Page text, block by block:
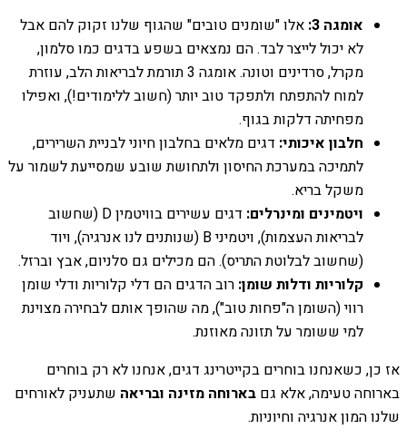
אומגה 3:
אלו "שומנים טובים" שהגוף שלנו זקוק להם אבל
לא יכול לייצר לבד. הם נמצאים בשפע בדגים כמו סלמון,
מקרל, סרדינים וטונה. אומגה 3 תורמת לבריאות הלב, עוזרת
למוח להתפתח ולתפקד טוב יותר (חשוב ללימודים!), ואפילו
מפחיתה דלקות בגוף.
חלבון איכותי: דגים מלאים בחלבון חיוני לבניית השרירים,
לתמיכה במערכת החיסון ולתחושת שובע שמסייעת לשמור על
משקל בריא.
ויטמינים ומינרלים:
דגים עשירים בוויטמין D (שחשוב
לבריאות העצמות), ויטמיני B (שנותנים לנו אנרגיה), ויוד
(שחשוב לבלוטת התריס). הם מכילים גם סלניום, אבץ וברזל.
קלוריות ודלות שומן: רוב הדגים הם דלי קלוריות ודלי שומן
רווי (השומן ה"פחות טוב"), מה שהופך אותם לבחירה מצוינת
למי ששומר על תזונה מאוזנת.
אז כן, כשאנחנו בוחרים בקייטרינג דגים, אנחנו לא רק בוחרים
בארוחה טעימה, אלא גם בארוחה מזינה ובריאה שתעניק לאורחים
שלנו המון אנרגיה וחיוניות.